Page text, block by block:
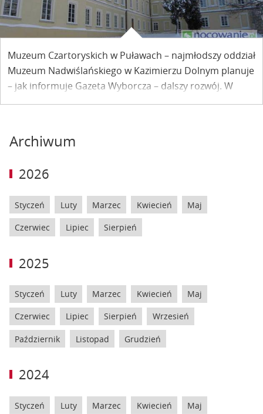
Muzeum Czartoryskich w Puławach – najmłodszy oddział
Muzeum Nadwiślańskiego w Kazimierzu Dolnym planuje
– jak informuje Gazeta Wyborcza – dalszy rozwój. W
planach jest odtworzenie m.in. Złotego Salonu z XVIII w.
Archiwum
2026
Styczeń Luty Marzec Kwiecień Maj
Czerwiec Lipiec Sierpień
2025
Styczeń Luty Marzec Kwiecień Maj
Czerwiec Lipiec Sierpień Wrzesień
Październik Listopad Grudzień
2024
Styczeń Luty Marzec Kwiecień Maj